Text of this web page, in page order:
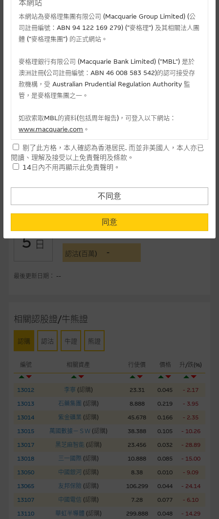
相關文件
相關上市文件
相關資產認股證資金流 (+)資金流入 (-)資金流出
1 認購(百萬) -
認沽(百萬) -
5 日
-
認沽(百萬) -
最後更新日期： --
相關認股證/牛熊證
認購 認沽 牛證 熊證
編號 相關資產 行使價 價格 升/跌(%)
13012 李寧 (認購) 23.31 0.045
- 2.17
13013
石藥集團 (認購) 8.888 0.219
- 3.95
13014
紫金礦業 (認購) 45.678 0.166
- 2.35
13015
萬國數據－ＳＷ(認購) 38.388 0.105
- 10.26
13017
黑芝麻智能(認購) 23.456 0.032
- 28.89
13018
三一國際 (認購) 10.888 0.085
- 15.00
13050
中國銀河 (認購) 8.38 0.010
- 9.09
13065
友邦保險 (認購) 106.299 0.044
- 24.14
13107
中國電信 (認購) 7.28 0.077
- 6.10
13110
華虹半導體 (認購) 299.888 0.048
- 14.29
本網站
本網站為麥格理集團有限公司 (Macquarie Group Limited) (公
司註冊編號：ABN 94 122 169 279) (”麥格理”) 及其相關法人團
體 (”麥格理集團”) 的正式網站。
麥格理銀行有限公司 (Macquarie Bank Limited) ("MBL") 是於
澳洲註冊(公司註冊編號：ABN 46 008 583 542)的認可接受存
款機構，受 Australian Prudential Regulation Authority 監
管，是麥格理集團之一。
如欲索取MBL的資料(包括周年報告)，可登入以下網站：
www.macquarie.com 。
本網站所載資料會隨時更改，而不作另行通知，如閣下欲取麥格
理的資料，可直接聯絡本集團職員。
民使用，並不提供或發售予美國人。本網站內容無意要約或唆使
閣下購買證券、基金單位或其他投資工具(不論在參考條款上或在
其他地方)，但清楚表明上述意圖的個別段落則屬例外。
提供網站內容的基準 – 使用時請考慮個人風險
網站內容來自我們在所示日期時認為可靠之來源，且均以真誠提
供。惟麥格理集團並無核實所有網站內容，故就閣下的目的而
言，網站內容可能未必完整或準確。麥格理集團不會，亦沒有義
任何指示價格報價、公開資料或分析是基於我們相信的假設及參
數而預備的，不構成我們提出的意見。所用假設及參數並非唯一
為準確、完整或合理。我們不作陳述，亦不保證任何所示的指示
表現或回報將來會實現。過去業績並不保證將來表現。網站內容
來自我們在所示日期時認為可靠之來源，且均以真誠提供，然
而，麥格理集團不作陳述，亦不保證網站內容在任何用途上均完
及合時性負上責任，除非這是有關適用的的法律及/或法規所規
定。
網站內容不構成要約及徵求要約，或作為任何合約的根據，以購
買或銷售任何證券、貸款或其他工具。網站內容由麥格理集團所
品的過去業績並不保證或預測將來表現。
在法律最大許可的情況下，麥格理集團及其任何相關公司或其董
剔了此方格，本人確認為香港居民. 而並非美國人，本人亦已
閱讀、理解及接受以上免責聲明及條款。
14日內不用再顯示此免責聲明。
不同意
同意